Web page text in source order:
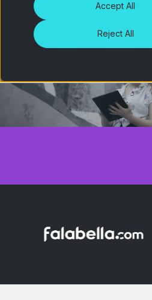
Accept All
Reject All